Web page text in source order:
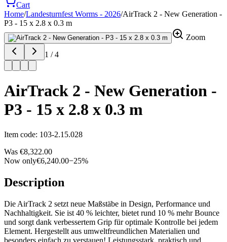
Cart
Home/Landesturnfest Worms - 2026/AirTrack 2 - New Generation -
P3 - 15 x 2.8 x 0.3 m
Zoom
1 /4
AirTrack 2 - New Generation -
P3 - 15 x 2.8 x 0.3 m
Item code: 103-2.15.028
Was €8,322.00
Now only€6,240.00−25%
Description
Die AirTrack 2 setzt neue Maßstäbe in Design, Performance und
Nachhaltigkeit. Sie ist 40 % leichter, bietet rund 10 % mehr Bounce
und sorgt dank verbessertem Grip für optimale Kontrolle bei jedem
Element. Hergestellt aus umweltfreundlichen Materialien und
besonders einfach zu verstauen! Leistungsstark, praktisch und